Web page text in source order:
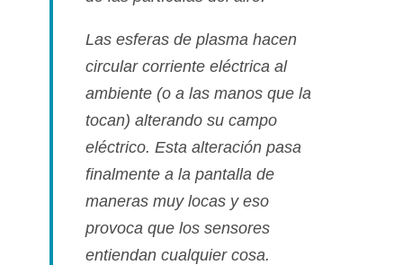
Las esferas de plasma hacen
circular corriente eléctrica al
ambiente (o a las manos que la
tocan) alterando su campo
eléctrico. Esta alteración pasa
finalmente a la pantalla de
maneras muy locas y eso
provoca que los sensores
entiendan cualquier cosa.